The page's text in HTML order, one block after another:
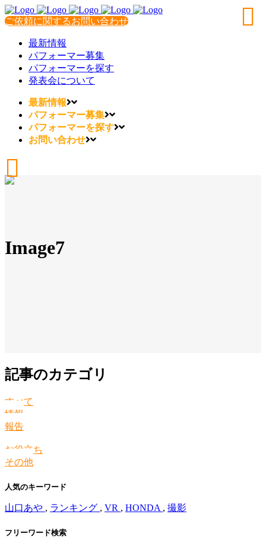
ご依頼に関するお問い合わせ
最新情報
パフォーマー募集
パフォーマーを探す
発表会について
最新情報
パフォーマー募集
パフォーマーを探す
お問い合わせ
Image7
記事のカテゴリ
すべて
情報
報告
お役立ち
その他
人気のキーワード
山口あや , ランキング , VR , HONDA , 撮影
フリーワード検索